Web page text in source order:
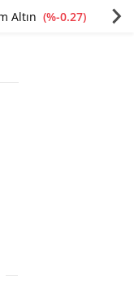
Altın (%-0.27) 6478.24